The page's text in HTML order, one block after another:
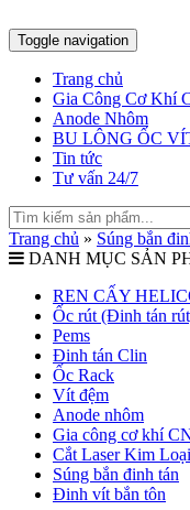
Toggle navigation
Trang chủ
Gia Công Cơ Khí
Anode Nhôm
BU LÔNG ỐC
Tin tức
Tư vấn 24/7
Trang chủ » Súng bắn
DANH MỤC SẢN
REN CẤY
Ốc rút (Đinh tán
Pems
Đinh tán Clin
Ốc Rack
Vít đệm
Anode nhôm
Gia công cơ khí
Cắt Laser Kim Loại
Súng bắn đinh tán
Đinh vít bắn tôn